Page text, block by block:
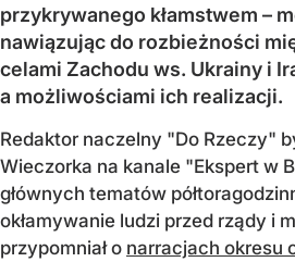
przykrywanego kłamstwem –
nawiązując do rozbieżności
celami Zachodu ws. Ukrainy i
a możliwościami ich realizacji.
Redaktor naczelny "Do Rzeczy"
Wieczorka na kanale "Ekspert w
głównych tematów
okłamywanie ludzi przed rządy i
przypomniał o narracjach okresu